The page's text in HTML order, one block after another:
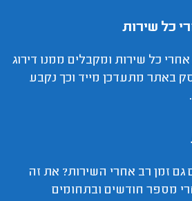
כל שירות
כל שירות ומקבלים ממנו דירוג
באתר מתעדכן מייד וכך נקבע
גם זמן רב אחרי השירות? את זה
מספר חודשים ובתחומים